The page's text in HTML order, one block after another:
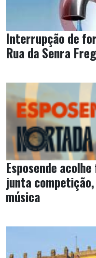
Interrupção de
Rua da Senra
Esposende
junta
música